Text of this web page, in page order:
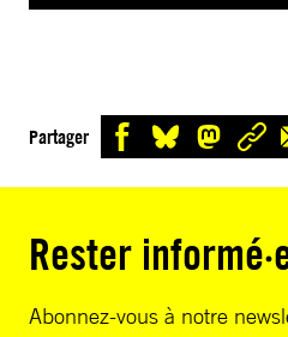
Partager
Rester
Abonnez-vous à notre